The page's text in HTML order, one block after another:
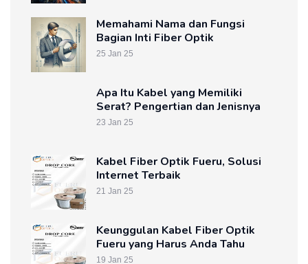
Memahami Nama dan Fungsi
Bagian Inti Fiber Optik
25 Jan 25
Apa Itu Kabel yang Memiliki
Serat? Pengertian dan Jenisnya
23 Jan 25
Kabel Fiber Optik Fueru, Solusi
Internet Terbaik
21 Jan 25
Keunggulan Kabel Fiber Optik
Fueru yang Harus Anda Tahu
19 Jan 25